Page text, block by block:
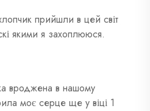
прийшли в цей світ
якими я захоплююся.
вроджена в нашому
моє серце ще у віці 1